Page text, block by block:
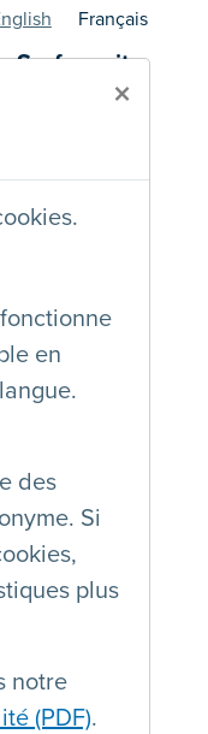
×
en
des
Si
plus
notre
(PDF).
- site
Français